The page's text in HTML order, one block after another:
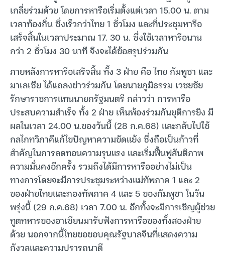
เกลี่ยร่วมด้วย โดยการหารือเริ่มตั้งแต่เวลา 15.00 น. ตาม
เวลาท้องถิ่น ซึ่งเร็วกว่าไทย 1 ชั่วโมง และที่ประชุมหารือ
เสร็จสิ้นในเวลาประมาณ 17. 30 น. ซึ่งใช้เวลาหารือนาน
กว่า 2 ชั่วโมง 30 นาที จึงจะได้ข้อสรุปร่วมกัน
ภายหลังการหารือเสร็จสิ้น ทั้ง 3 ฝ่าย คือ ไทย กัมพูชา และ
มาเลเซีย ได้แถลงข่าวร่วมกัน โดยนายภูมิธรรม เวชยชัย
รักษาราชการแทนนายกรัฐมนตรี กล่าวว่า การหารือ
ประสบความสำเร็จ ทั้ง 2 ฝ่าย เห็นพ้องร่วมกันยุติการยิง มี
ผลในเวลา 24.00 น.ของวันนี้ (28 ก.ค.68) และกลับไปใช้
กลไกทวิภาคีแก้ไขปัญหาความขัดแย้ง ซึ่งถือเป็นก้าวที่
สำคัญในการลดทอนความรุนแรง และเริ่มฟื้นฟูสันติภาพ
ความมั่นคงอีกครั้ง รวมถึงได้มีการหารืออย่างไม่เป็น
ทางการโดยจะมีการประชุมระหว่างแม่ทัพภาค 1 และ 2
ของฝ่ายไทยและกองทัพภาค 4 และ 5 ของกัมพูชา ในวัน
พรุ่งนี้ (29 ก.ค.68) เวลา 7.00 น. อีกทั้งจะมีการเชิญผู้ช่วย
ทูตทหารของอาเซียนมารับฟังการหารือของทั้งสองฝ่าย
ด้วย นอกจากนี้ไทยขอขอบคุณรัฐบาลจีนที่แสดงความ
กังวลและความปรารถนาดี